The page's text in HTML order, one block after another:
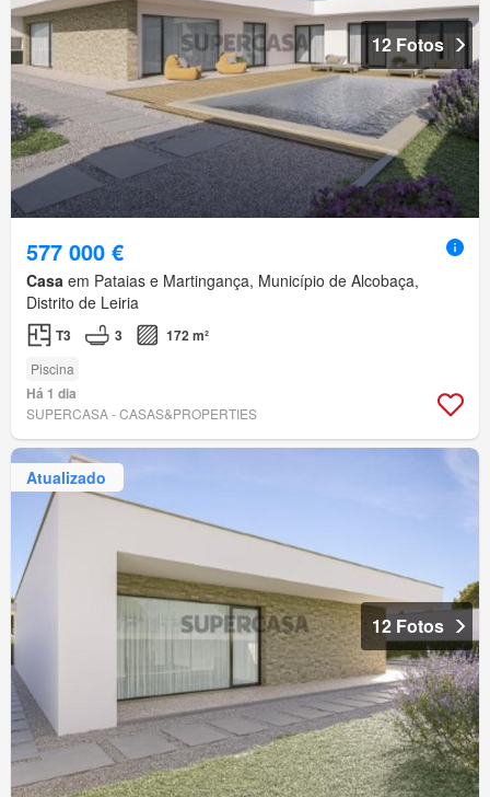
12 Fotos
577 000 €
Casa em Pataias e Martingança, Município de Alcobaça,
Distrito de Leiria
T3 3 172 m²
Piscina
Há 1 dia
SUPERCASA - CASAS&PROPERTIES
Atualizado
12 Fotos